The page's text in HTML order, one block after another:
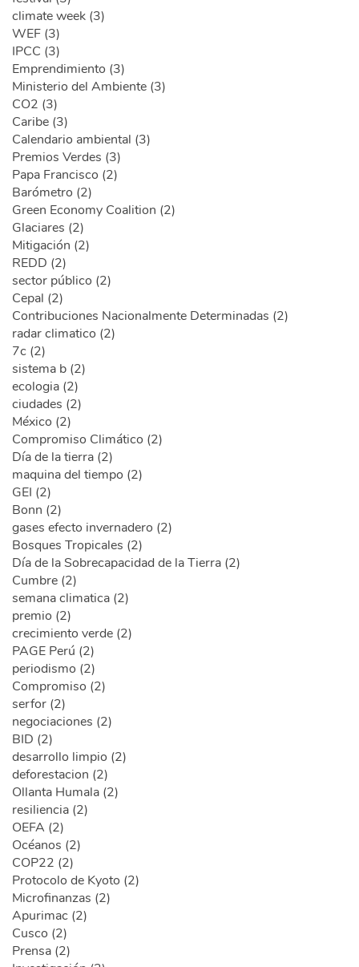
climate week (3)
WEF (3)
IPCC (3)
Emprendimiento (3)
Ministerio del Ambiente (3)
CO2 (3)
Caribe (3)
Calendario ambiental (3)
Premios Verdes (3)
Papa Francisco (2)
Barómetro (2)
Green Economy Coalition (2)
Glaciares (2)
Mitigación (2)
REDD (2)
sector público (2)
Cepal (2)
Contribuciones Nacionalmente Determinadas (2)
radar climatico (2)
7c (2)
sistema b (2)
ecologia (2)
ciudades (2)
México (2)
Compromiso Climático (2)
Día de la tierra (2)
maquina del tiempo (2)
GEI (2)
Bonn (2)
gases efecto invernadero (2)
Bosques Tropicales (2)
Día de la Sobrecapacidad de la Tierra (2)
Cumbre (2)
semana climatica (2)
premio (2)
crecimiento verde (2)
PAGE Perú (2)
periodismo (2)
Compromiso (2)
serfor (2)
negociaciones (2)
BID (2)
desarrollo limpio (2)
deforestacion (2)
Ollanta Humala (2)
resiliencia (2)
OEFA (2)
Océanos (2)
COP22 (2)
Protocolo de Kyoto (2)
Microfinanzas (2)
Apurimac (2)
Cusco (2)
Prensa (2)